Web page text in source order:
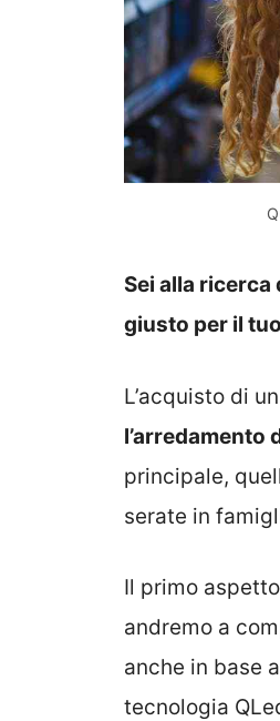
Sei alla
giusto per il
L’acquisto di
l’arredamento
principale,
serate in
Il primo
andremo a
anche in base
tecnologia